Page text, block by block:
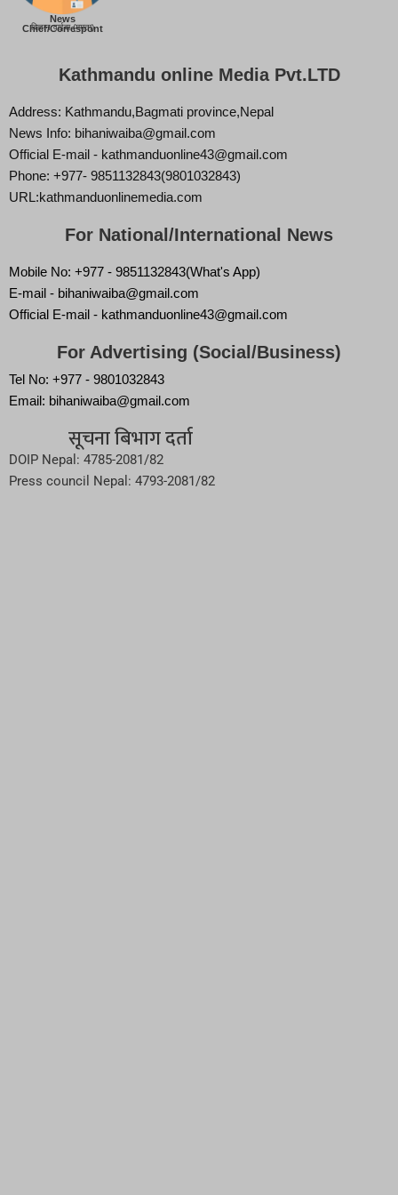
News
Chief/Correspont
बिज्ञान वाईबा (ममता)
Kathmandu online Media Pvt.LTD
Address: Kathmandu,Bagmati province,Nepal
News Info: bihaniwaiba@gmail.com
Official E-mail - kathmanduonline43@gmail.com
Phone: +977- 9851132843(9801032843)
URL:kathmanduonlinemedia.com
For National/International News
Mobile No: +977 - 9851132843(What's App)
E-mail - bihaniwaiba@gmail.com
Official E-mail - kathmanduonline43@gmail.com
For Advertising (Social/Business)
Tel No: +977 - 9801032843
Email: bihaniwaiba@gmail.com
सूचना बिभाग दर्ता
DOIP Nepal: 4785-2081/82
Press council Nepal: 4793-2081/82